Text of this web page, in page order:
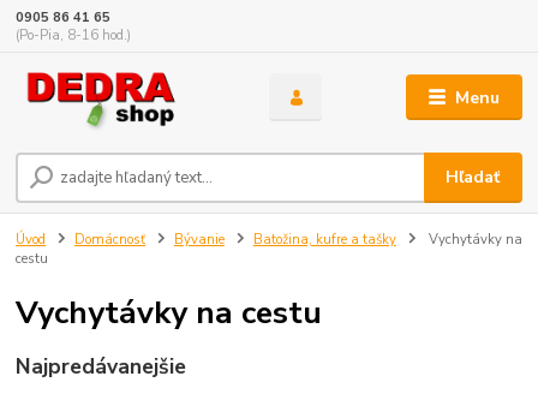
Menu
Hľadať
0905 86 41 65
(Po-Pia, 8-16 hod.)
Úvod Domácnosť Bývanie Batožina, kufre a tašky
Vychytávky na
cestu
Vychytávky na cestu
Najpredávanejšie